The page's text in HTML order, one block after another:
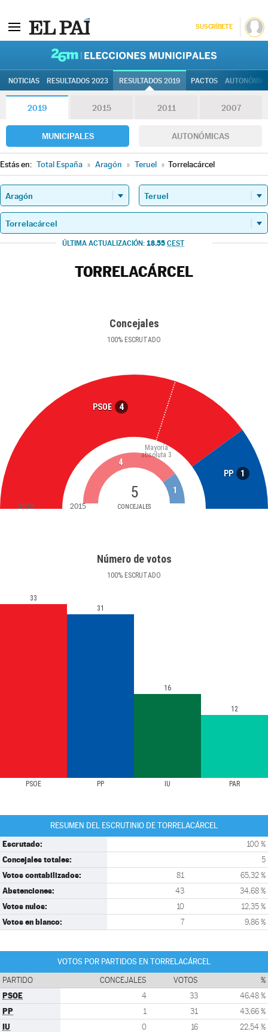
SUSCRÍBETE
NOTICIAS RESULTADOS 2023 RESULTADOS 2019 PACTOS
2019 2015 2011 2007
MUNICIPALES AUTONÓMICAS
Estás en: Total España » Aragón » Teruel » Torrelacárcel
ÚLTIMA ACTUALIZACIÓN: 18.55 CEST
TORRELACÁRCEL
Concejales
100% ESCRUTADO
PSOE 4
PP 1
5
CONCEJALES
Mayoría
absoluta 3
4
1
2019 2015
Número de votos
100% ESCRUTADO
PSOE PP IU PAR
33
31
16
12
RESUMEN DEL ESCRUTINIO DE TORRELACÁRCEL
Escrutado: 100 %
Concejales totales: 5
Votos contabilizados: 81 65,32 %
Abstenciones: 43 34,68 %
Votos nulos: 10 12,35 %
Votos en blanco: 7 9,86 %
VOTOS POR PARTIDOS EN TORRELACÁRCEL
PARTIDO CONCEJALES VOTOS %
PSOE 4 33 46,48 %
PP 1 31 43,66 %
IU 0 16 22,54 %